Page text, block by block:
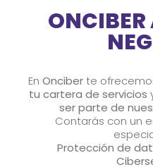
En Onciberte
tu cartera de servicios
ser parte de
Contarás con un
Protección de